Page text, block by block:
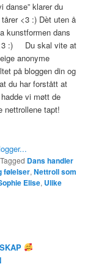
danse” klarer du
<3 :) Dèt uten å
kunstformen dans
<3 :) Du skal vite at
anonyme
på bloggen din og
du har forstått at
vi møtt de
nettrollene tapt!
Tagged Dans handler
følelser,Nettroll som
Elise, Ulike